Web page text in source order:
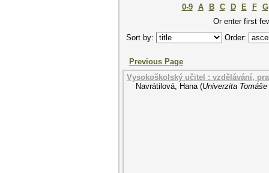
0-9 A B C D E F G
Or enter first
Sort by:
Order:
Previous Page
Vysokoškolský učitel : vzdělávání,
Navrátilová, Hana (Univerzita